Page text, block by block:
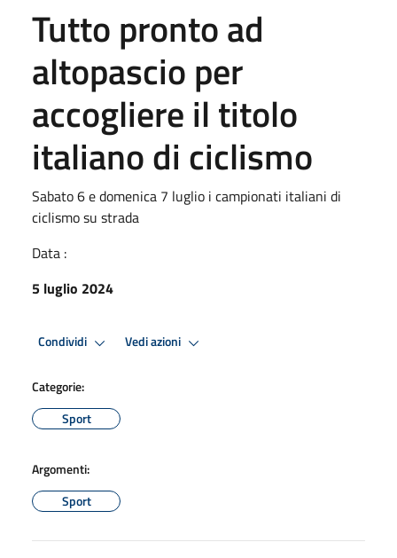
Tutto pronto ad
altopascio per
accogliere il titolo
italiano di ciclismo
Sabato 6 e domenica 7 luglio i campionati italiani di
ciclismo su strada
Data :
5 luglio 2024
Condividi Vedi azioni
Categorie:
Sport
Argomenti:
Sport